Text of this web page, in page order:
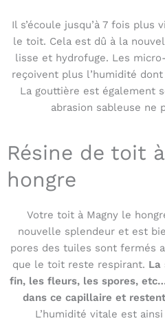
Il s’écoule jusqu’à 7 fois
le toit. Cela est dû à la
lisse et hydrofuge. Les
reçoivent plus l’humidité
La gouttière est également
abrasion sableuse ne
Résine de toit
hongre
Votre toit à Magny le
nouvelle splendeur et est
pores des tuiles sont fermés
que le toit reste respirant. La
fin, les fleurs, les spores,
dans ce capillaire et
L’humidité vitale est